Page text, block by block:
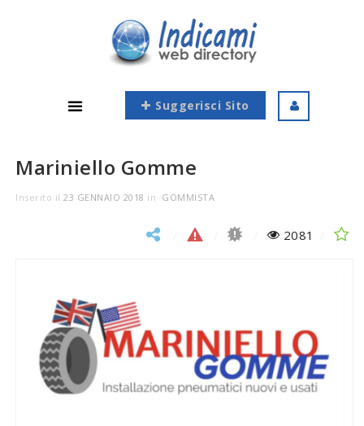
Suggerisci Sito
Mariniello Gomme
Inserito il 23 GENNAIO 2018 in GOMMISTA
2081